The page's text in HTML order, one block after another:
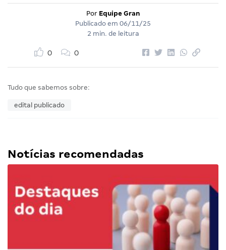
Por Equipe Gran
Publicado em 06/11/25
2 min. de leitura
0 0
Tudo que sabemos sobre:
edital publicado
Notícias recomendadas